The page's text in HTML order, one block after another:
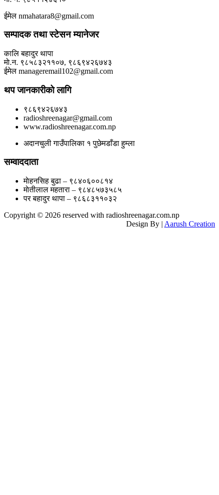
ईमेल nmahatara8@gmail.com
सम्पादक तथा स्टेसन म्यानेजर
कालि बहादुर थापा
माे.न. ९८५८३२११०७, ९८६९४२६७४३
ईमेल manageremail102@gmail.com
थप जानकारीकाे लागि
९८६९४२६७४३
radioshreenagar@gmail.com
www.radioshreenagar.com.np
अदानचुली गाउँपालिका १ पुछेमडाँडा हुम्ला
सम्वाददाता
माेहनसिह बुढा – ९८४०६००८१४
माेतीलाल महतारा – ९८४८५७३५८५
पर बहादुर थापा – ९८६८३११०३२
Copyright © 2026 reserved with radioshreenagar.com.np
Design By | Aarush Creation